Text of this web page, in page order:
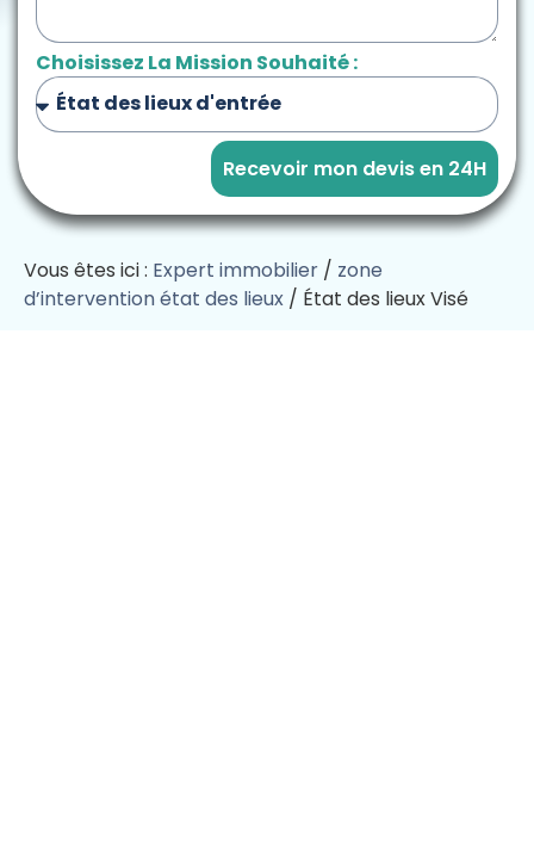
Choisissez La Mission Souhaité :
Recevoir mon devis en 24H
Vous êtes ici : Expert immobilier / zone
d’intervention état des lieux / État des lieux Visé